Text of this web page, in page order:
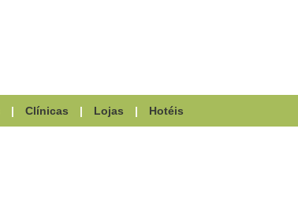
| Clínicas | Lojas | Hotéis